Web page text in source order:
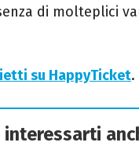
di molteplici
su HappyTicket.
interessarti